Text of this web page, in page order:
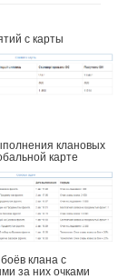
с карты
клановых
карте
клана с
за них очками